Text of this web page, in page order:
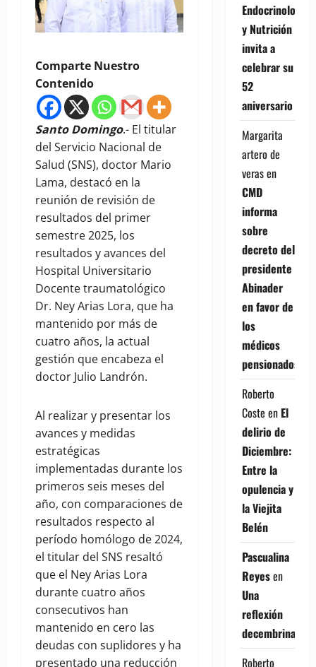
Comparte Nuestro
Contenido
Santo Domingo.- El titular
del Servicio Nacional de
Salud (SNS), doctor Mario
Lama, destacó en la
reunión de revisión de
resultados del primer
semestre 2025, los
resultados y avances del
Hospital Universitario
Docente traumatológico
Dr. Ney Arias Lora, que ha
mantenido por más de
cuatro años, la actual
gestión que encabeza el
doctor Julio Landrón.
Al realizar y presentar los
avances y medidas
estratégicas
implementadas durante los
primeros seis meses del
año, con comparaciones de
resultados respecto al
período homólogo de 2024,
el titular del SNS resaltó
que el Ney Arias Lora
durante cuatro años
consecutivos han
mantenido en cero las
deudas con suplidores y ha
presentado una reducción
Endocrinología
y Nutrición
invita a
celebrar su
52
aniversario
Margarita
artero de
verasen
CMD
informa
sobre
decreto del
presidente
Abinader
en favor de
los
médicos
pensionados
Roberto
Coste en El
delirio de
Diciembre:
Entre la
opulencia y
la Viejita
Belén
Pascualina
Reyesen
Una
reflexión
decembrina
Roberto